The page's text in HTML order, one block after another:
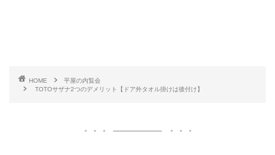
HOME
平屋の内覧会
TOTOサザナ2つのデメリット【ドア外タオル掛けは後付け】